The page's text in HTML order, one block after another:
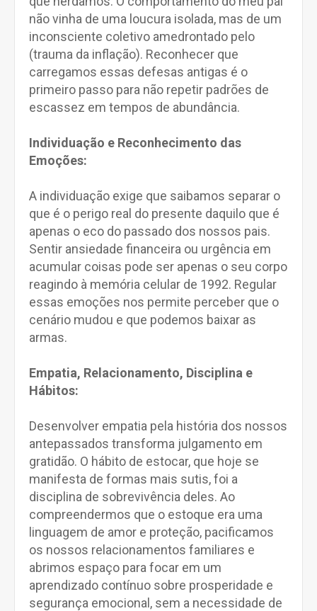
não vinha de uma loucura isolada, mas de um
inconsciente coletivo amedrontado pelo
(trauma da inflação). Reconhecer que
carregamos essas defesas antigas é o
primeiro passo para não repetir padrões de
escassez em tempos de abundância.
Individuação e Reconhecimento das
Emoções:
A individuação exige que saibamos separar o
que é o perigo real do presente daquilo que é
apenas o eco do passado dos nossos pais.
Sentir ansiedade financeira ou urgência em
acumular coisas pode ser apenas o seu corpo
reagindo à memória celular de 1992. Regular
essas emoções nos permite perceber que o
cenário mudou e que podemos baixar as
armas.
Empatia, Relacionamento, Disciplina e
Hábitos:
Desenvolver empatia pela história dos nossos
antepassados transforma julgamento em
gratidão. O hábito de estocar, que hoje se
manifesta de formas mais sutis, foi a
disciplina de sobrevivência deles. Ao
compreendermos que o estoque era uma
linguagem de amor e proteção, pacificamos
os nossos relacionamentos familiares e
abrimos espaço para focar em um
aprendizado contínuo sobre prosperidade e
segurança emocional, sem a necessidade de